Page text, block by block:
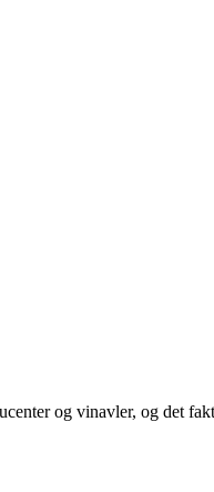
og vinavler, og det